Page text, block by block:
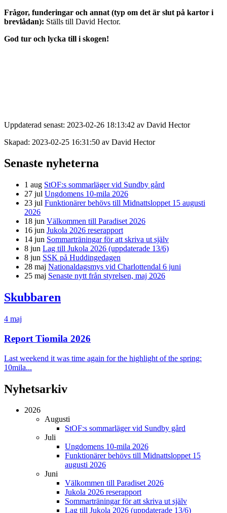
Frågor, funderingar och annat (typ om det är slut på kartor i
brevlådan): Ställs till David Hector.
God tur och lycka till i skogen!
Uppdaterad senast: 2023-02-26 18:13:42 av David Hector
Skapad: 2023-02-25 16:31:50 av David Hector
Senaste nyheterna
1 aug StOF:s sommarläger vid Sundby gård
27 jul Ungdomens 10-mila 2026
23 jul Funktionärer behövs till Midnattsloppet 15 augusti
2026
18 jun Välkommen till Paradiset 2026
16 jun Jukola 2026 reserapport
14 jun Sommarträningar för att skriva ut själv
8 jun Lag till Jukola 2026 (uppdaterade 13/6)
8 jun SSK på Huddingedagen
28 maj Nationaldagsmys vid Charlottendal 6 juni
25 maj Senaste nytt från styrelsen, maj 2026
Skubbaren
4 maj
Report Tiomila 2026
Last weekend it was time again for the highlight of the spring:
10mila...
Nyhetsarkiv
2026
Augusti
StOF:s sommarläger vid Sundby gård
Juli
Ungdomens 10-mila 2026
Funktionärer behövs till Midnattsloppet 15
augusti 2026
Juni
Välkommen till Paradiset 2026
Jukola 2026 reserapport
Sommarträningar för att skriva ut själv
Lag till Jukola 2026 (uppdaterade 13/6)